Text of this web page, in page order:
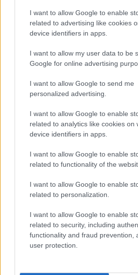
I want to allow Google to enable
related to advertising like cookies
device identifiers in apps.
I want to allow my user data to be
Google for online advertising
I want to allow Google to send me
personalized advertising.
I want to allow Google to enable
related to analytics like cookies on
device identifiers in apps.
I want to allow Google to enable
related to functionality of the
I want to allow Google to enable
related to personalization.
I want to allow Google to enable
related to security, including
functionality and fraud prevention,
user protection.
Ράφα , αφού στις 4 Απριλίου
κατεστραμμένων κτιρίων
φτάνοντας τα 28.600.
Ισραήλαπό το 2006 έως
καταδικάζοντας το σχέδιο
«Είναι ένα στρατόπεδο
Λυπάμαι», δήλωσε στον
Παλαιστίνιοι) απελαθούν στη
“ανθρωπιστική πόλη”, τότε
πείτε ότι αυτό είναι μέρος
εθνοκάθαρσης», είπε. «Όταν
στρατόπεδο όπου
“καθαρίσουν” περισσότερο
Γάζας , τότε η αναπόφευκτη
στρατηγικής αυτής είναι ότι
για τη διάσωση (των
Πρόκειται για την απέλασή